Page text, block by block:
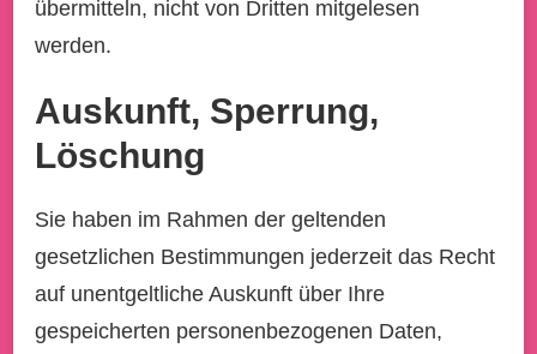
übermitteln, nicht von Dritten mitgelesen
werden.
Auskunft, Sperrung,
Löschung
Sie haben im Rahmen der geltenden
gesetzlichen Bestimmungen jederzeit das Recht
auf unentgeltliche Auskunft über Ihre
gespeicherten personenbezogenen Daten,